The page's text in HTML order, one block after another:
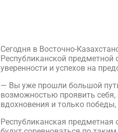
Сегодня в Восточно-
Республиканской
уверенности и успехов на
— Вы уже прошли большой
возможностью проявить
вдохновения и только
Республиканская